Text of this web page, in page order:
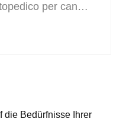
per cani,
die Bedürfnisse Ihrer